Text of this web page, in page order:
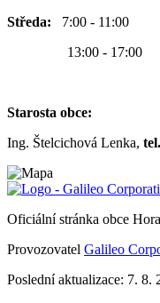
Středa: 7:00 - 11:00
13:00 - 17:00
Starosta obce:
Ing. Štelcichová Lenka,
Oficiální stránka obce
Provozovatel Galileo
Poslední aktualizace: 7. 8.